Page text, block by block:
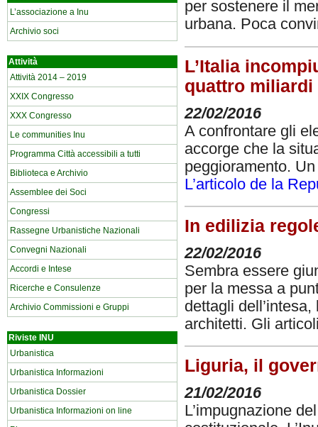
L’associazione a Inu
Archivio soci
Attività
Attività 2014 – 2019
XXIX Congresso
XXX Congresso
Le communities Inu
Programma Città accessibili a tutti
Biblioteca e Archivio
Assemblee dei Soci
Congressi
Rassegne Urbanistiche Nazionali
Convegni Nazionali
Accordi e Intese
Ricerche e Consulenze
Archivio Commissioni e Gruppi
Riviste INU
Urbanistica
Urbanistica Informazioni
Urbanistica Dossier
Urbanistica Informazioni on line
per sostenere il
urbana. Poca
L’Italia
quattro miliardi
22/02/2016
A confrontare gli
accorge che la
peggioramento.
L’articolo de la
In edilizia
22/02/2016
Sembra essere
per la messa a
dettagli
architetti. Gli
Liguria, il
21/02/2016
L’impugnazione